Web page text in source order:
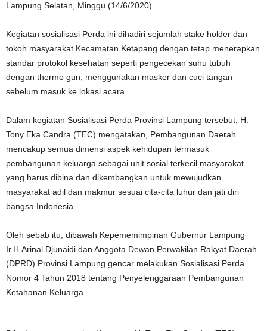
Lampung Selatan, Minggu (14/6/2020).
Kegiatan sosialisasi Perda ini dihadiri sejumlah stake holder dan
tokoh masyarakat Kecamatan Ketapang dengan tetap menerapkan
standar protokol kesehatan seperti pengecekan suhu tubuh
dengan thermo gun, menggunakan masker dan cuci tangan
sebelum masuk ke lokasi acara.
Dalam kegiatan Sosialisasi Perda Provinsi Lampung tersebut, H.
Tony Eka Candra (TEC) mengatakan, Pembangunan Daerah
mencakup semua dimensi aspek kehidupan termasuk
pembangunan keluarga sebagai unit sosial terkecil masyarakat
yang harus dibina dan dikembangkan untuk mewujudkan
masyarakat adil dan makmur sesuai cita-cita luhur dan jati diri
bangsa Indonesia.
Oleh sebab itu, dibawah Kepememimpinan Gubernur Lampung
Ir.H.Arinal Djunaidi dan Anggota Dewan Perwakilan Rakyat Daerah
(DPRD) Provinsi Lampung gencar melakukan Sosialisasi Perda
Nomor 4 Tahun 2018 tentang Penyelenggaraan Pembangunan
Ketahanan Keluarga.